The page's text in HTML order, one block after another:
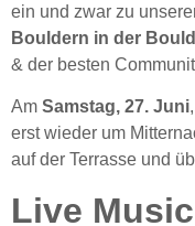
ein und zwar zu
Bouldern in der
& der besten
Am Samstag, 27. Juni
erst wieder um
auf der Terrasse und
Live